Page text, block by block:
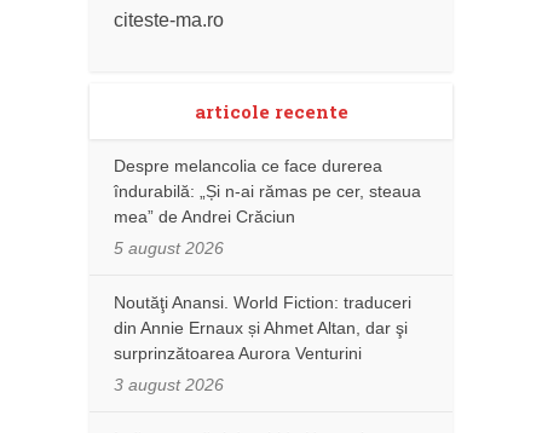
citeste-ma.ro
articole recente
Despre melancolia ce face durerea
îndurabilă: „Și n-ai rămas pe cer, steaua
mea” de Andrei Crăciun
5 august 2026
Noutăţi Anansi. World Fiction: traduceri
din Annie Ernaux și Ahmet Altan, dar şi
surprinzătoarea Aurora Venturini
3 august 2026